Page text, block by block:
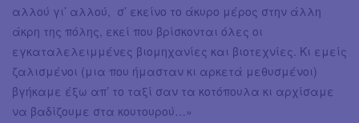
αλλού γι’ αλλού, σ’ εκείνο το άκυρο μέρος στην άλλη
άκρη της πόλης, εκεί που βρίσκονται όλες οι
εγκαταλελειμμένες βιομηχανίες και βιοτεχνίες. Κι εμείς
ζαλισμένοι (μια που ήμασταν κι αρκετά μεθυσμένοι)
βγήκαμε έξω απ’ το ταξί σαν τα κοτόπουλα κι αρχίσαμε
να βαδίζουμε στα κουτουρού…»